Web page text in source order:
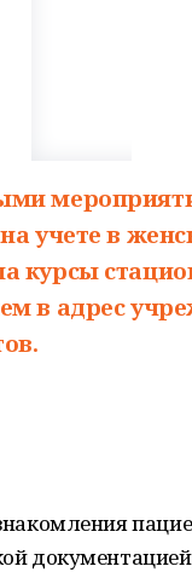
учете в
курсы
в адрес